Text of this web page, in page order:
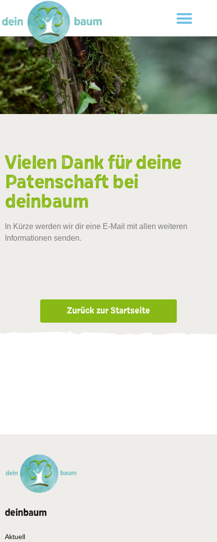
Vielen Dank für deine
Patenschaft bei
deinbaum​
In Kürze werden wir dir eine E-Mail mit allen weiteren
Informationen senden.
Zurück zur Startseite
deinbaum
Aktuell